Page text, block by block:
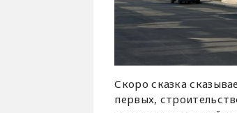
Скоро сказка
первых,